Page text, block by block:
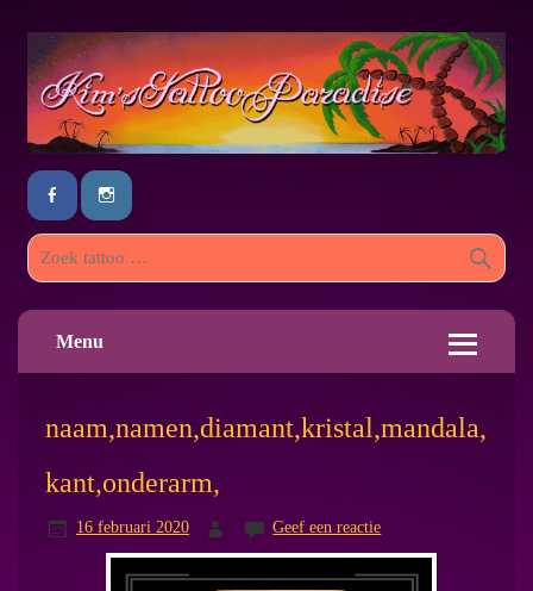
Menu
naam,namen,diamant,kristal,mandala,
kant,onderarm,
16 februari 2020 Geef een reactie